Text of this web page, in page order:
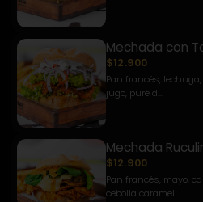
Mechada con
$12.900
Pan francés,
jugo, puré d...
Mechada
$12.900
Pan francés, mayo,
cebolla caramel...